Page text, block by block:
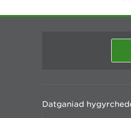
Datganiad